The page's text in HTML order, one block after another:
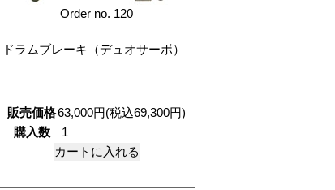
Order no. 120
ドラムブレーキ（デュオサーボ）
販売価格63,000円(税込69,300円)
購入数